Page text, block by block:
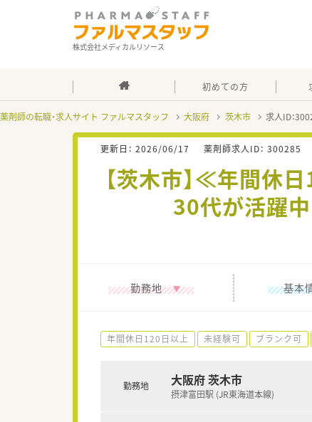
株式会社メディカルリソース
初めての方
薬剤師の転職・求人サイト ファルマスタッフ 大阪府 茨木市 求人ID：
更新日： 2026/06/17 薬剤師求人ID： 300285
【茨木市】≪年間休
30代が活躍
勤務地 基本
年間休日120日以上 未経験可 ブランク可
勤務地 大阪府 茨木市
摂津富田駅 (JR東海道本線)